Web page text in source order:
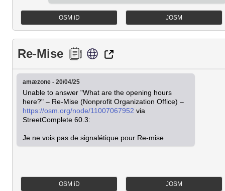
OSM iD JOSM
Re-Mise
amæzone - 20/04/25
Unable to answer "What are the opening hours
https://osm.org/node/11007067952 via
StreetComplete 60.3:
Je ne vois pas de signalétique pour Re-mise
OSM iD JOSM